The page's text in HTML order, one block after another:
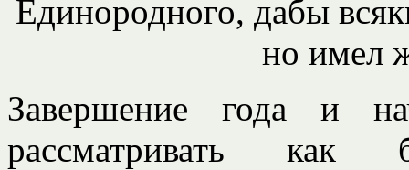
Единородного, дабы
но имел
Завершение года и
рассматривать как